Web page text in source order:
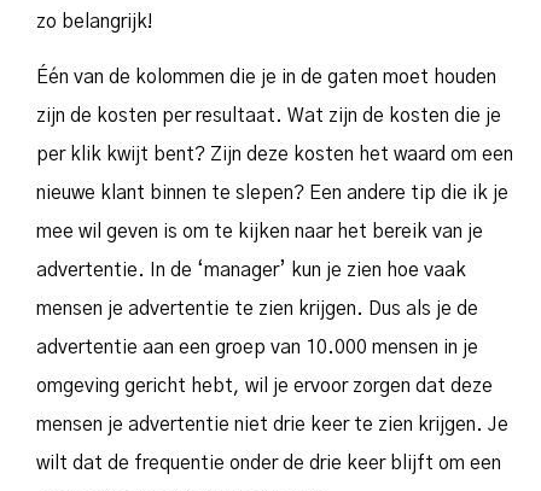
zo belangrijk!
Één van de kolommen die je in de gaten moet houden
zijn de kosten per resultaat. Wat zijn de kosten die je
per klik kwijt bent? Zijn deze kosten het waard om een
nieuwe klant binnen te slepen? Een andere tip die ik je
mee wil geven is om te kijken naar het bereik van je
advertentie. In de ‘manager’ kun je zien hoe vaak
mensen je advertentie te zien krijgen. Dus als je de
advertentie aan een groep van 10.000 mensen in je
omgeving gericht hebt, wil je ervoor zorgen dat deze
mensen je advertentie niet drie keer te zien krijgen. Je
wilt dat de frequentie onder de drie keer blijft om een